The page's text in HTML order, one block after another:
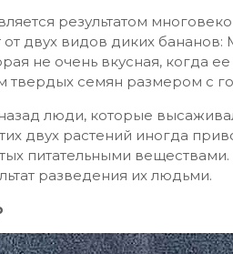
результатом
двух видов диких бананов:
не очень вкусная, когда
твердых семян размером с
люди, которые
двух растений иногда
питательными
разведения их людьми.